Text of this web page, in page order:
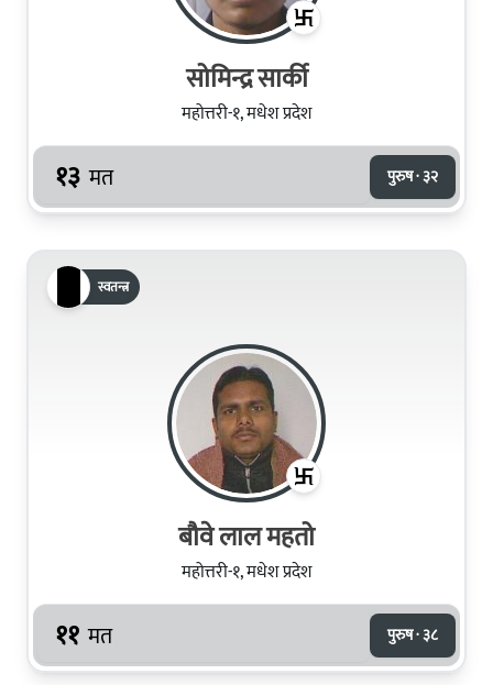
सोमिन्द्र सार्की
महोत्तरी-१, मधेश प्रदेश
१३ मत पुरुष · ३२
स्वतन्त्र
बौवे लाल महतो
महोत्तरी-१, मधेश प्रदेश
११ मत पुरुष · ३८